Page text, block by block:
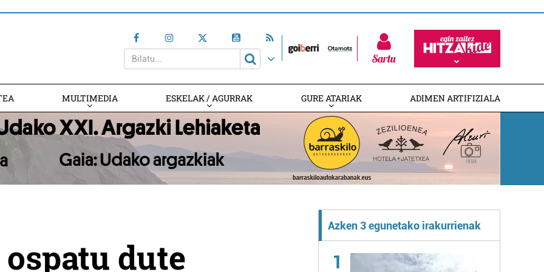
Sartu
MULTIMEDIA ESKELAK / AGURRAK GURE ATARIAK ADIMEN ARTIFIZIALA
dute
Azken 3 egunetako irakurrienak
1